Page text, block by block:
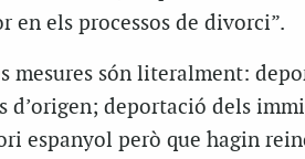
en els processos de divorci”.
mesures són literalment:
d’origen; deportació dels
espanyol però que hagin